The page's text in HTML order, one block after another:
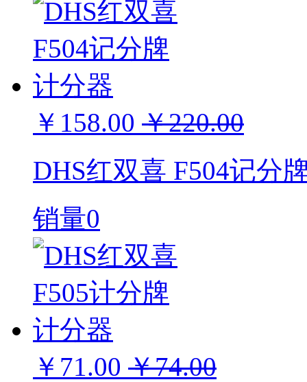
￥158.00 ￥220.00
DHS红双喜 F504记分
销量0
￥71.00 ￥74.00